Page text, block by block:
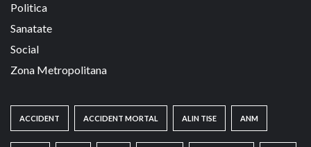
Politica
Sanatate
Social
Zona Metropolitana
ACCIDENT ACCIDENT MORTAL ALIN TISE ANM